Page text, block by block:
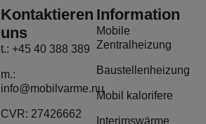
Kontaktieren
uns
t.: +45 40 388 389
m.:
info@mobilvarme.nu
CVR: 27426662
Information
Mobile
Zentralheizung
Baustellenheizung
Mobil kalorifere
Interimswärme